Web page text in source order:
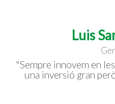
Luis
"Sempre innovem en
una inversió gran